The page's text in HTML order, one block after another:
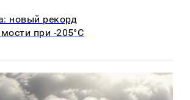
новый рекорд
при -205°C